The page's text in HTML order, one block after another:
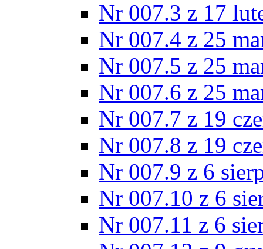
Nr 007.3 z 17
Nr 007.4 z 25
Nr 007.5 z 25
Nr 007.6 z 25
Nr 007.7 z 19
Nr 007.8 z 19
Nr 007.9 z 6
Nr 007.10 z 6
Nr 007.11 z 6